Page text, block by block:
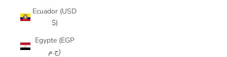
Ecuador (USD
$)
Egypte (EGP
ج.م)